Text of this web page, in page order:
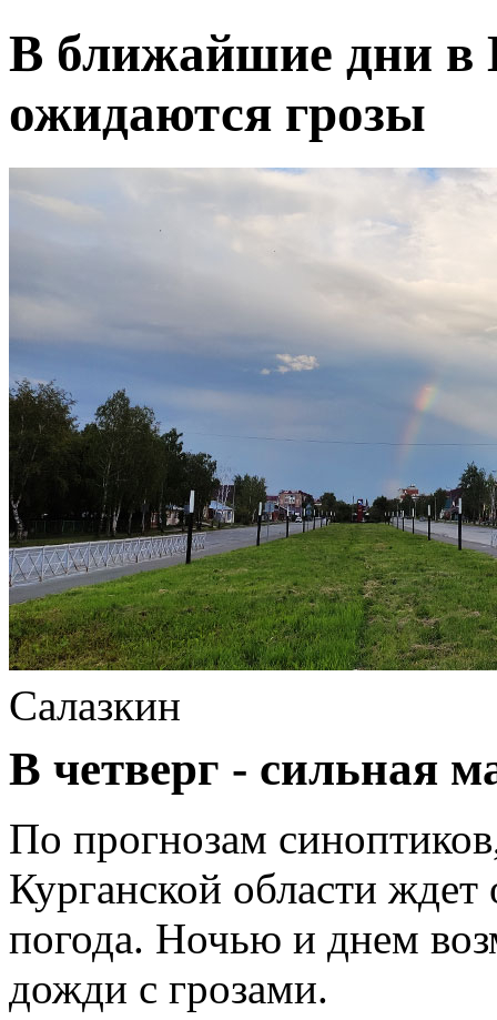
В ближайшие дни в
ожидаются грозы
Салазкин
В четверг - сильная
По прогнозам
Курганской области
погода. Ночью и днем
дожди с грозами.